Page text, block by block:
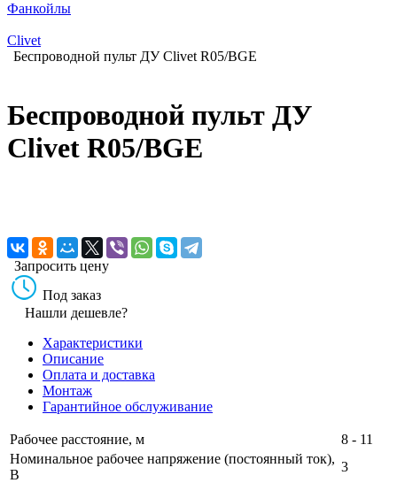
Фанкойлы
Clivet
Беспроводной пульт ДУ Clivet R05/BGE
Беспроводной пульт ДУ
Clivet R05/BGE
Запросить цену
Под заказ
Нашли дешевле?
Характеристики
Описание
Оплата и доставка
Монтаж
Гарантийное обслуживание
Рабочее расстояние, м
8 - 11
Номинальное рабочее напряжение (постоянный ток),
В
3